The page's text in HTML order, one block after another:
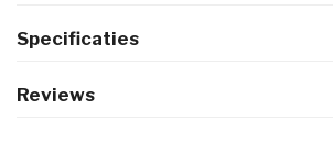
Specificaties
Reviews